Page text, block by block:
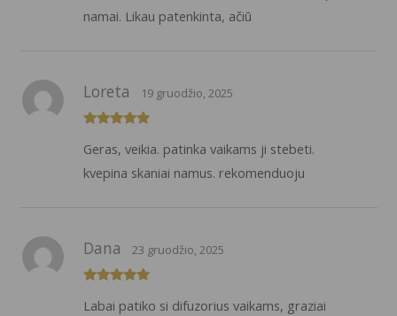
namai. Likau patenkinta, ačiū
5iš 5
Loreta 19 gruodžio, 2025
Geras, veikia. patinka vaikams ji stebeti.
kvepina skaniai namus. rekomenduoju
5 iš 5
Dana 23 gruodžio, 2025
Labai patiko si difuzorius vaikams, graziai